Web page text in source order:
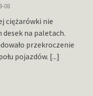
08
ciężarówki nie
desek na paletach.
przekroczenie
pojazdów. [...]